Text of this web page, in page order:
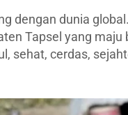
dengan dunia
Tapsel yang
sehat, cerdas,